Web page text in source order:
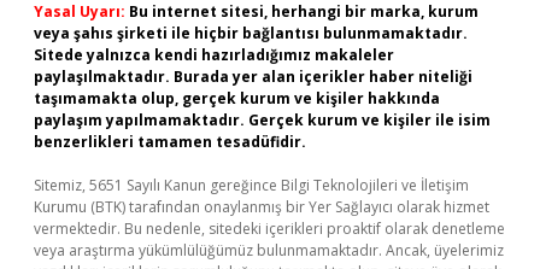
Yasal Uyarı: Bu internet sitesi, herhangi bir marka, kurum
veya şahıs şirketi ile hiçbir bağlantısı bulunmamaktadır.
Sitede yalnızca kendi hazırladığımız makaleler
paylaşılmaktadır. Burada yer alan içerikler haber niteliği
taşımamakta olup, gerçek kurum ve kişiler hakkında
paylaşım yapılmamaktadır. Gerçek kurum ve kişiler ile isim
benzerlikleri tamamen tesadüfidir.
Sitemiz, 5651 Sayılı Kanun gereğince Bilgi Teknolojileri ve İletişim
Kurumu (BTK) tarafından onaylanmış bir Yer Sağlayıcı olarak hizmet
vermektedir. Bu nedenle, sitedeki içerikleri proaktif olarak denetleme
veya araştırma yükümlülüğümüz bulunmamaktadır. Ancak, üyelerimiz